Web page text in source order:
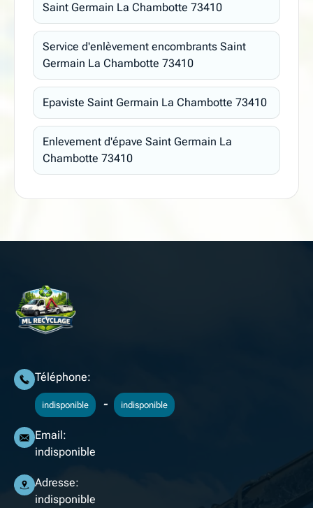
Saint Germain La Chambotte 73410
Service d'enlèvement encombrants Saint
Germain La Chambotte 73410
Epaviste Saint Germain La Chambotte 73410
Enlevement d'épave Saint Germain La
Chambotte 73410
Téléphone:
indisponible - indisponible
Email:
indisponible
Adresse:
indisponible